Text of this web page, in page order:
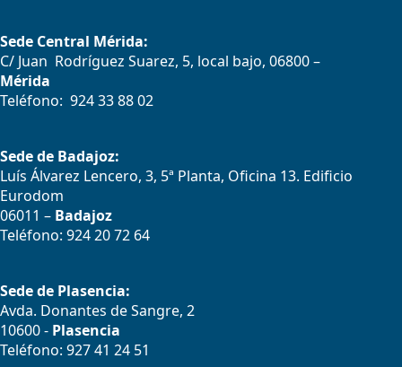
Sede Central Mérida:
C/ Juan Rodríguez Suarez, 5, local bajo, 06800 –
Mérida
Teléfono: 924 33 88 02
Sede de Badajoz:
Luís Álvarez Lencero, 3, 5ª Planta, Oficina 13. Edificio
Eurodom
06011 – Badajoz
Teléfono: 924 20 72 64
Sede de Plasencia:
Avda. Donantes de Sangre, 2
10600 - Plasencia
Teléfono: 927 41 24 51